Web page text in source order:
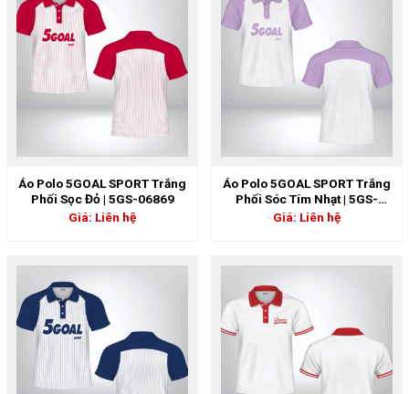
Áo Polo 5GOAL SPORT Trắng
Phối Sọc Đỏ | 5GS-06869
Giá: Liên hệ
Áo Polo 5GOAL SPORT Trắng
Phối Sóc Tím Nhạt | 5GS-
06868
Giá: Liên hệ